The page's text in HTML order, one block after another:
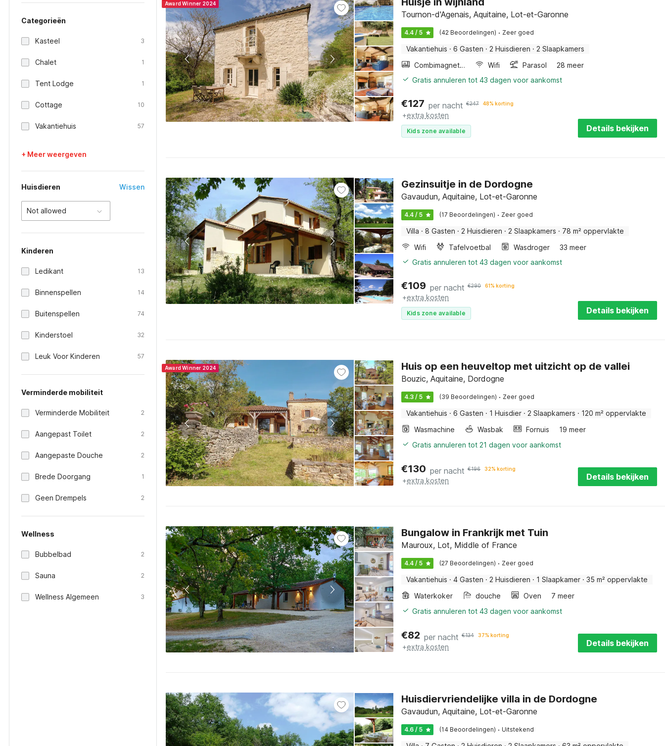
Categorieën
Kasteel 3
Chalet 1
Tent Lodge 1
Cottage 10
Vakantiehuis 57
+ Meer weergeven
Huisdieren Wissen
Not allowed
Kinderen
Ledikant 13
Binnenspellen 14
Buitenspellen 74
Kinderstoel 32
Leuk Voor Kinderen 57
Verminderde mobiliteit
Verminderde Mobiliteit 2
Aangepast Toilet 2
Aangepaste Douche 2
Brede Doorgang 1
Geen Drempels 2
Wellness
Bubbelbad 2
Sauna 2
Wellness Algemeen 3
Award Winner 2024
Tournon-d'Agenais, Aquitaine, Lot-et-Garonne
4.4 / 5 (42 Beoordelingen) · Zeer goed
Vakantiehuis · 6 Gasten · 2 Huisdieren · 2 Slaapkamers
Combimagnetron
Wifi Parasol
28 meer
Gratis annuleren tot 43 dagen voor aankomst
€127 per nacht €247 48% korting
+extra kosten
Kids zone available Details bekijken
Gezinsuitje in de Dordogne
Gavaudun, Aquitaine, Lot-et-Garonne
4.4 / 5 (17 Beoordelingen) · Zeer goed
Villa · 8 Gasten · 2 Huisdieren · 2 Slaapkamers · 78 m² oppervlakte
Wifi
Tafelvoetbal Wasdroger
33 meer
Gratis annuleren tot 43 dagen voor aankomst
€109 per nacht €290 61% korting
+extra kosten
Kids zone available Details bekijken
Award Winner 2024 Huis op een heuveltop met uitzicht op de vallei
Bouzic, Aquitaine, Dordogne
4.3 / 5 (39 Beoordelingen) · Zeer goed
Vakantiehuis · 6 Gasten · 1 Huisdier · 2 Slaapkamers · 120 m² oppervlakte
Wasmachine
Wasbak Fornuis
19 meer
Gratis annuleren tot 21 dagen voor aankomst
€130 per nacht €196 32% korting
+extra kosten Details bekijken
Bungalow in Frankrijk met Tuin
Mauroux, Lot, Middle of France
4.4 / 5 (27 Beoordelingen) · Zeer goed
Vakantiehuis · 4 Gasten · 2 Huisdieren · 1 Slaapkamer · 35 m² oppervlakte
Waterkoker
douche Oven
7 meer
Gratis annuleren tot 43 dagen voor aankomst
€82 per nacht €134 37% korting
+extra kosten Details bekijken
Huisdiervriendelijke villa in de Dordogne
Gavaudun, Aquitaine, Lot-et-Garonne
4.6 / 5 (14 Beoordelingen) · Uitstekend